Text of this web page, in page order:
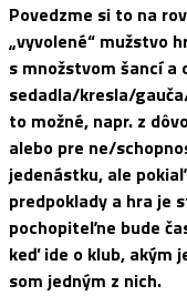
Povedzme si to na
„vyvolené“ mužstvo
s množstvom šancí a
sedadla/kresla/
to možné, napr. z
alebo pre ne/
jedenástku, ale
predpoklady a hra je
pochopiteľne bude
keď ide o klub, akým
som jedným z nich.